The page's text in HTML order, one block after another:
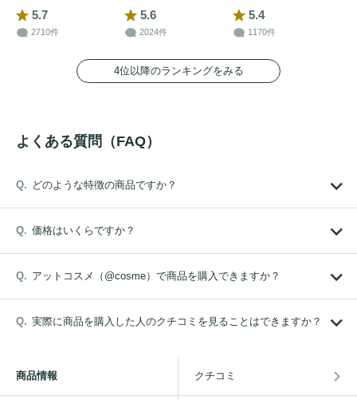
5.7
2710件
5.6
2024件
5.4
1170件
4位以降のランキングをみる
よくある質問（FAQ）
どのような特徴の商品ですか？
価格はいくらですか？
アットコスメ（@cosme）で商品を購入できますか？
実際に商品を購入した人のクチコミを見ることはできますか？
商品情報 クチコミ